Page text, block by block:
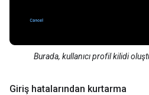
Burada, kullanıcı profil kilidi
Giriş hatalarından kurtarma